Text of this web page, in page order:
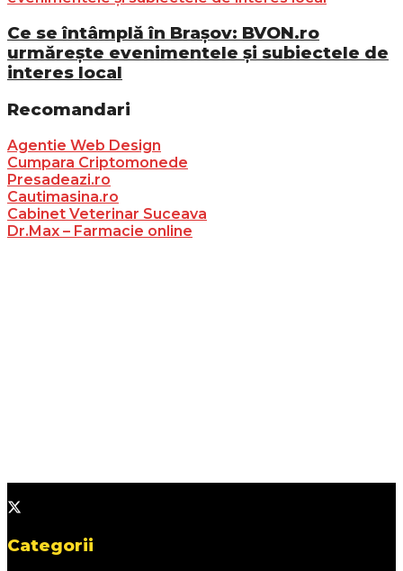
Ce se întâmplă în Brașov: BVON.ro
urmărește evenimentele și subiectele de
interes local
Recomandari
Agentie Web Design
Cumpara Criptomonede
Presadeazi.ro
Cautimasina.ro
Cabinet Veterinar Suceava
Dr.Max – Farmacie online
Categorii